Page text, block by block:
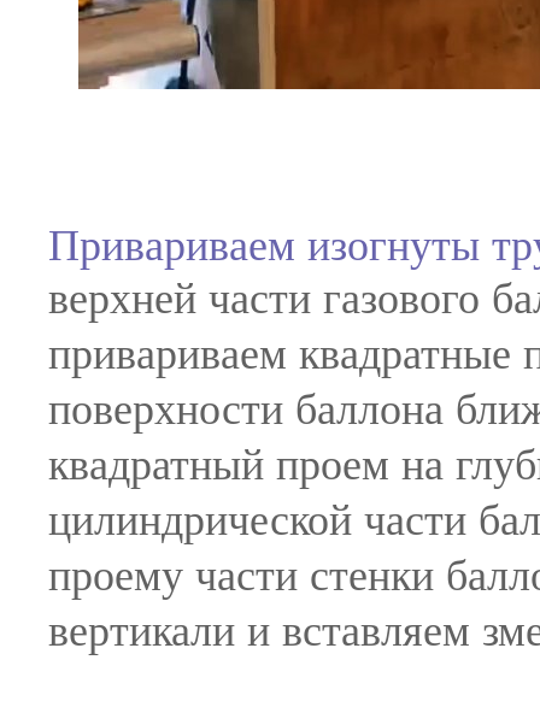
Привариваем изогнуты
верхней части газового
привариваем квадратные
поверхности баллона
квадратный проем на
цилиндрической части
проему части стенки
вертикали и вставляем